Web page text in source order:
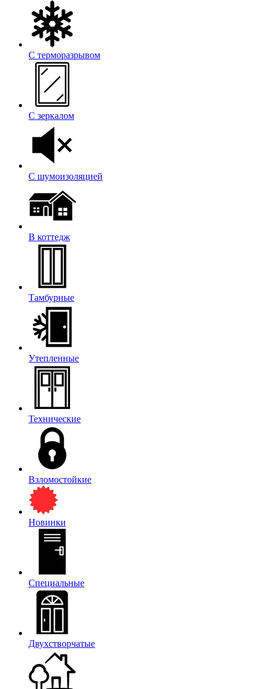
С терморазрывом
С зеркалом
С шумоизоляцией
В коттедж
Тамбурные
Утепленные
Технические
Взломостойкие
Новинки
Специальные
Двухстворчатые